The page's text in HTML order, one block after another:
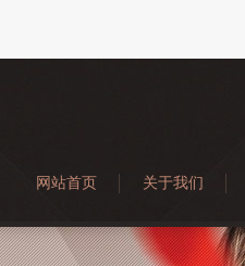
网站首页 关于我们